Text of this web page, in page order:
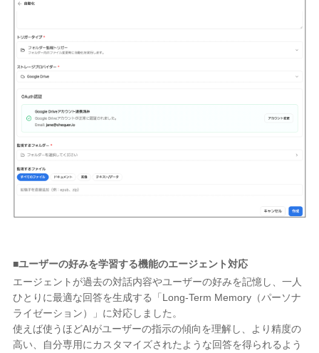
■ユーザーの好みを学習する機能のエージェント対応
エージェントが過去の対話内容やユーザーの好みを記憶し、一人
ひとりに最適な回答を生成する「Long-Term Memory（パーソナ
ライゼーション）」に対応しました。
使えば使うほどAIがユーザーの指示の傾向を理解し、より精度の
高い、自分専用にカスタマイズされたような回答を得られるよう